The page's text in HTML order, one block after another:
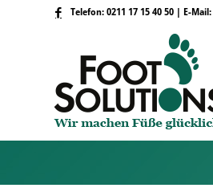
Telefon: 0211 17 15 40 50 | E-Mail: